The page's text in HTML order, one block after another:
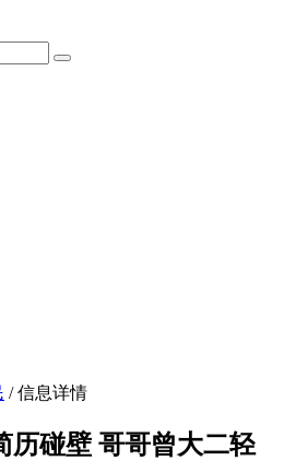
/ 信息详情
历碰壁 哥哥曾大二轻